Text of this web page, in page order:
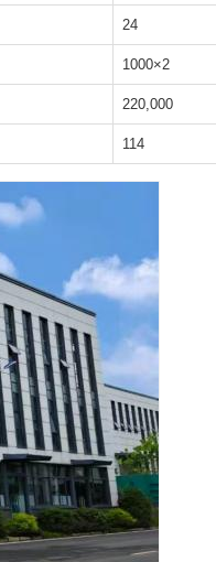
24
1000×2
220,000
114